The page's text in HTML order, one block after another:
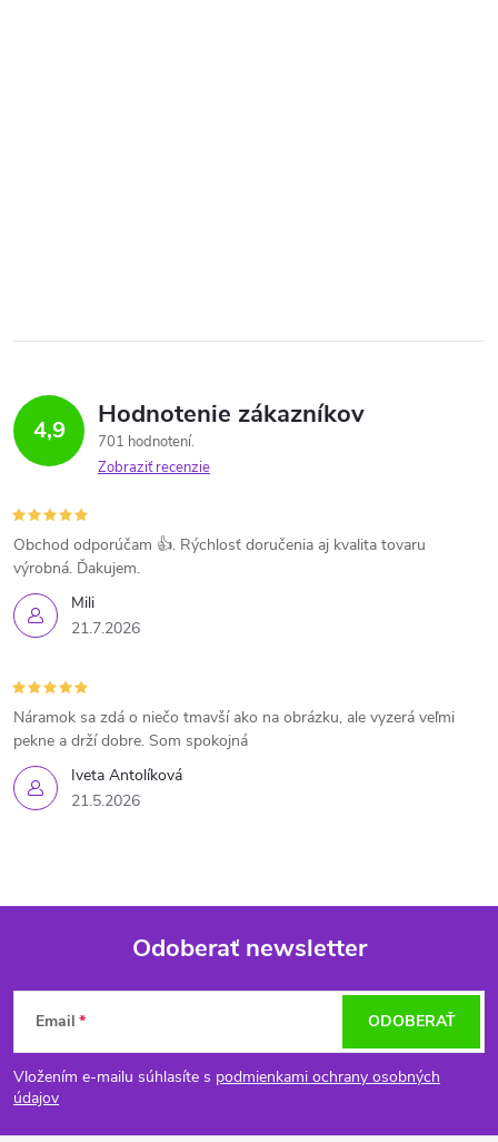
4,9 Hodnotenie zákazníkov
701 hodnotení
Zobraziť recenzie
Mili
21.7.2026
Obchod odporúčam 👍. Rýchlosť doručenia aj kvalita tovaru
výrobná. Ďakujem.
Iveta Antolíková
21.5.2026
Náramok sa zdá o niečo tmavší ako na obrázku, ale vyzerá veľmi
pekne a drží dobre. Som spokojná
Z
á
p
Odoberať newsletter
Email
Vložením e-mailu súhlasíte s podmienkami ochrany osobných
údajov
ODOBERAŤ